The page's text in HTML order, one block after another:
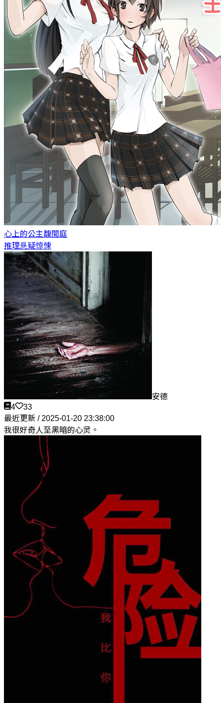
心上的公主馥閒庭
推理悬疑惊悚
安德
4
33
最近更新 / 2025-01-20 23:38:00
我很好奇人至黑暗的心灵。